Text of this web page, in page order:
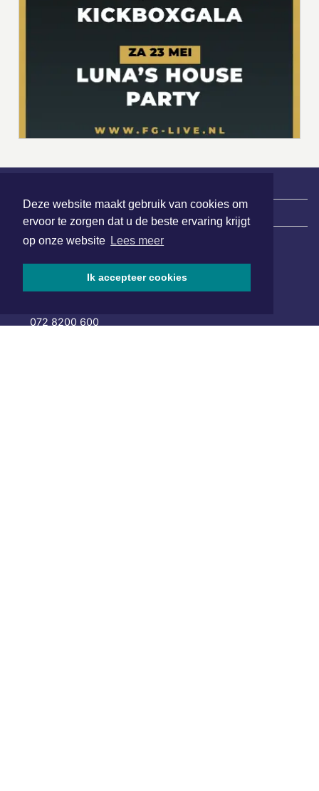
Deze website maakt gebruik van cookies om
ervoor te zorgen dat u de beste ervaring krijgt
op onze website Lees meer
Ik accepteer cookies
Nieuws | Sport | Evenementen
Hoofdvestiging:
van Benthuizenlaan 1
072 8200 600